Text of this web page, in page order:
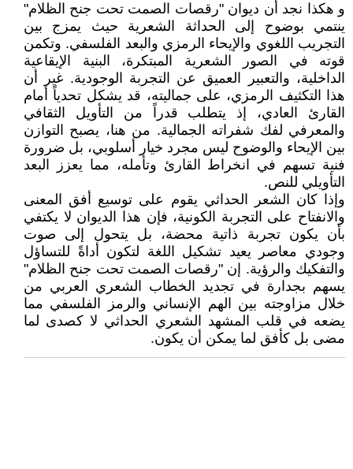
و هكذا نجد أن ديوان "رقصات الصمت تحت جنح الظلام"
ينتمي بوضوح إلى الحداثة الشعرية حيث يمزج بين
التجريب اللغوي والإيحاء الرمزي والبعد الفلسفي. وتكمن
قوته في الصور الشعرية المبتكرة، البنية الإيقاعية
الداخلية، والتعبير العميق عن التجربة الوجودية. غير أن
هذا التكثيف الرمزي، على جماليته، قد يشكل تحدياً أمام
القارئ العادي، إذ يتطلب قدراً من التأويل الثقافي
والمعرفي لفك شفراته الجمالية. من هنا، يصبح التوازن
بين الإيحاء والوضوح ليس مجرد خيار أسلوبي، بل ضرورة
فنية تسهم في انخراط القارئ وتأمله، مما يعزز البعد
التأويلي للنص.
وإذا كان الشعر الحداثي يقوم على توسيع أفق المعنى
والانفتاح على التجربة الكونية، فإن هذا الديوان لا يكتفي
بأن يكون تجربة ذاتية محضة، بل يتحول إلى صوت
وجودي معاصر يعيد تشكيل اللغة لتكون أداةً للتساؤل
والتفكيك والرؤية. إن "رقصات الصمت تحت جنح الظلام"
يسهم بجدارة في تجديد الخطاب الشعري العربي من
خلال مزاوجته بين الهم الإنساني والرمز الفلسفي مما
يضعه في قلب المشهد الشعري الحداثي لا كصدى لما
مضى بل كأفق لما يمكن أن يكون.